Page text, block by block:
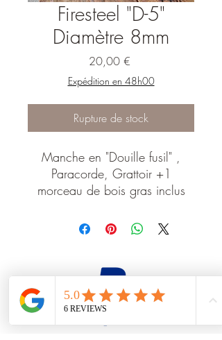
Firesteel "D-5"
Diamètre 8mm
20,00 €Prix
Expédition en 48h00
Rupture de stock
Manche en "Douille fusil" ,
Paracorde, Grattoir +1
morceau de bois gras inclus